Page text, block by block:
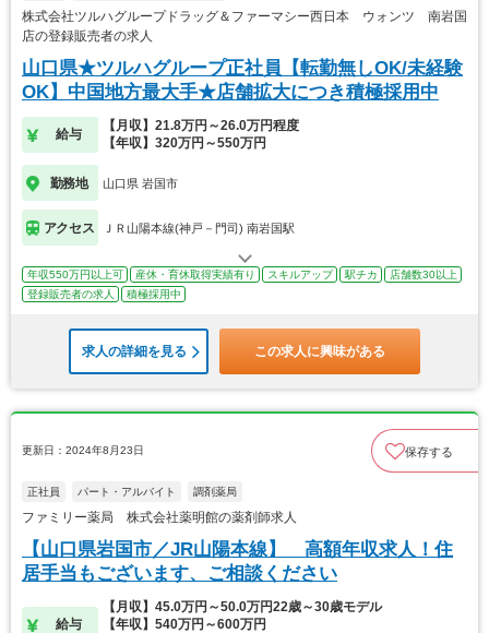
株式会社ツルハグループドラッグ＆ファーマシー西日本 ウォンツ 南岩国
店の登録販売者の求人
山口県★ツルハグループ正社員【転勤無しOK/未経験
OK】中国地方最大手★店舗拡大につき積極採用中
給与
【月収】21.8万円～26.0万円程度
【年収】320万円～550万円
勤務地 山口県 岩国市
アクセス ＪＲ山陽本線(神戸－門司) 南岩国駅
年収550万円以上可 産休・育休取得実績有り スキルアップ 駅チカ
店舗数30以上
登録販売者の求人
積極採用中
求人の詳細を見る この求人に興味がある
更新日：2024年8月23日 保存する
正社員 パート・アルバイト 調剤薬局
ファミリー薬局 株式会社薬明館の薬剤師求人
【山口県岩国市／JR山陽本線】 高額年収求人！住
居手当もございます、ご相談ください
給与
【月収】45.0万円～50.0万円22歳～30歳モデル
【年収】540万円～600万円